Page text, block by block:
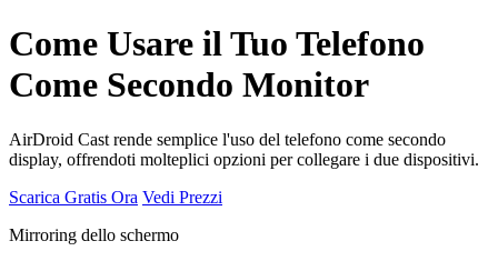
Come Usare il Tuo Telefono
Come Secondo Monitor
AirDroid Cast rende semplice l'uso del telefono come secondo
display, offrendoti molteplici opzioni per collegare i due dispositivi.
Scarica Gratis Ora Vedi Prezzi
Mirroring dello schermo